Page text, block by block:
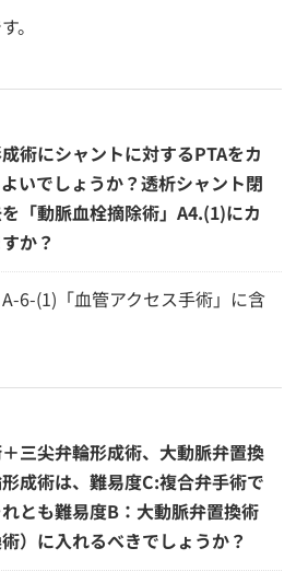
。
術にシャントに対するPTAをカ
いでしょうか？透析シャント閉
「動脈血栓摘除術」A4.(1)にカ
か？
6-(1)「血管アクセス手術」に含
三尖弁輪形成術、大動脈弁置換
成術は、難易度C:複合弁手術で
とも難易度B：大動脈弁置換術
術）に入れるべきでしょうか？